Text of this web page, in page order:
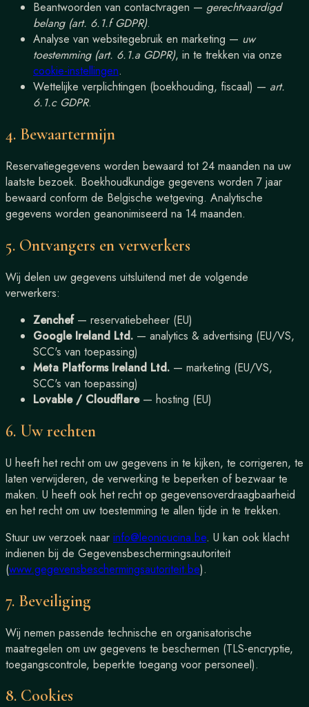
Beantwoorden van contactvragen — gerechtvaardigd
belang (art. 6.1.f GDPR).
Analyse van websitegebruik en marketing — uw
toestemming (art. 6.1.a GDPR), in te trekken via onze
cookie-instellingen.
Wettelijke verplichtingen (boekhouding, fiscaal) — art.
6.1.c GDPR.
4. Bewaartermijn
Reservatiegegevens worden bewaard tot 24 maanden na uw
laatste bezoek. Boekhoudkundige gegevens worden 7 jaar
bewaard conform de Belgische wetgeving. Analytische
gegevens worden geanonimiseerd na 14 maanden.
5. Ontvangers en verwerkers
Wij delen uw gegevens uitsluitend met de volgende
verwerkers:
Zenchef— reservatiebeheer (EU)
Google Ireland Ltd. — analytics & advertising (EU/VS,
SCC's van toepassing)
Meta Platforms Ireland Ltd. — marketing (EU/VS,
SCC's van toepassing)
Lovable / Cloudflare— hosting (EU)
6. Uw rechten
U heeft het recht om uw gegevens in te kijken, te corrigeren, te
laten verwijderen, de verwerking te beperken of bezwaar te
maken. U heeft ook het recht op gegevensoverdraagbaarheid
en het recht om uw toestemming te allen tijde in te trekken.
Stuur uw verzoek naar info@leonicucina.be. U kan ook klacht
indienen bij de Gegevensbeschermingsautoriteit
(www.gegevensbeschermingsautoriteit.be).
7. Beveiliging
Wij nemen passende technische en organisatorische
maatregelen om uw gegevens te beschermen (TLS-encryptie,
toegangscontrole, beperkte toegang voor personeel).
8. Cookies